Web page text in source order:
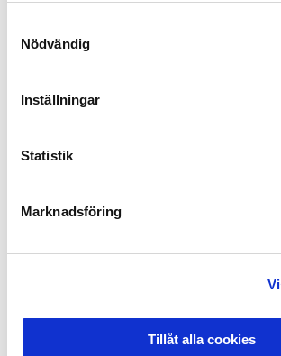
Nödvändig
Inställningar
Statistik
Marknadsföring
Tillåt alla cookies
Läs mer om rapporten om psykisk hälsa
Svensk Elitfotbolls arbete med
för och utbildar i värdegrund, anti
hälsa och spelansvar/beroende.
Svensk Elitfotboll jobbar sedan 2016
det som mycket viktigt att informera om